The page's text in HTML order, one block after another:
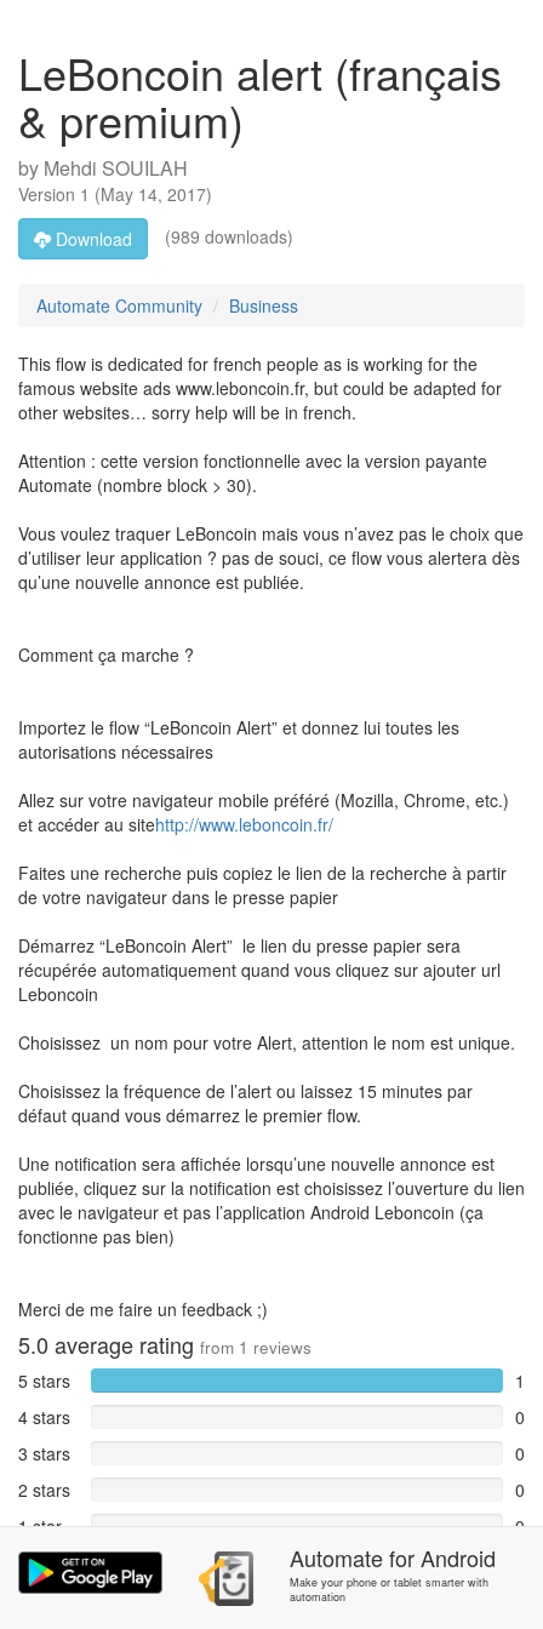
LeBoncoin alert (français
& premium)
by Mehdi SOUILAH
Version 1 (May 14, 2017)
Download
(989 downloads)
Automate Community Business
This flow is dedicated for french people as is working for the
famous website ads www.leboncoin.fr, but could be adapted for
other websites… sorry help will be in french.
Attention : cette version fonctionnelle avec la version payante
Automate (nombre block > 30).
Vous voulez traquer LeBoncoin mais vous n’avez pas le choix que
d’utiliser leur application ? pas de souci, ce flow vous alertera dès
qu’une nouvelle annonce est publiée.
Comment ça marche ?
Importez le flow “LeBoncoin Alert” et donnez lui toutes les
autorisations nécessaires
Allez sur votre navigateur mobile préféré (Mozilla, Chrome, etc.)
et accéder au sitehttp://www.leboncoin.fr/
Faites une recherche puis copiez le lien de la recherche à partir
de votre navigateur dans le presse papier
Démarrez “LeBoncoin Alert” le lien du presse papier sera
récupérée automatiquement quand vous cliquez sur ajouter url
Leboncoin
Choisissez un nom pour votre Alert, attention le nom est unique.
Choisissez la fréquence de l’alert ou laissez 15 minutes par
défaut quand vous démarrez le premier flow.
Une notification sera affichée lorsqu’une nouvelle annonce est
publiée, cliquez sur la notification est choisissez l’ouverture du lien
avec le navigateur et pas l’application Android Leboncoin (ça
fonctionne pas bien)
Merci de me faire un feedback ;)
5.0 average rating from 1 reviews
5 stars
1
4 stars
0
3 stars
0
2 stars
0
1 star
0
Reports
Rate and review within the app in the
AutomateforAndroid
Make your phone or tablet smarter with
automation